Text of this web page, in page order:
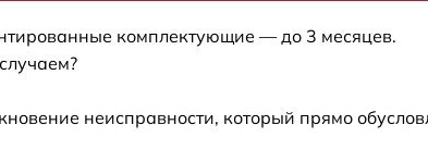
Optics SC-0511 от 60 мин
комплектующие — до 3 месяцев.
неисправности, который прямо